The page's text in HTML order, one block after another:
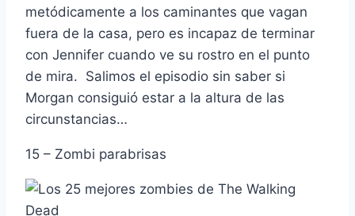
metódicamente a los caminantes que vagan
fuera de la casa, pero es incapaz de terminar
con Jennifer cuando ve su rostro en el punto
de mira. Salimos el episodio sin saber si
Morgan consiguió estar a la altura de las
circunstancias…
15 – Zombi parabrisas